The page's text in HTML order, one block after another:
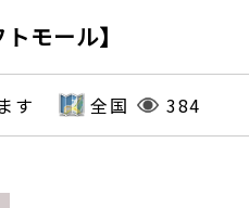
モール】
す 全国 384